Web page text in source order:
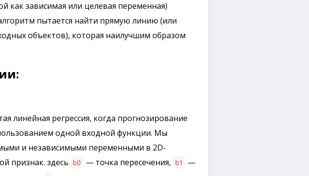
как зависимая или целевая переменная)
пытается найти прямую линию (или
объектов), которая наилучшим образом
линейная регрессия, когда прогнозирование
одной входной функции. Мы
и независимыми переменными в 2D-
признак. здесь b0 — точка пересечения, b1
—